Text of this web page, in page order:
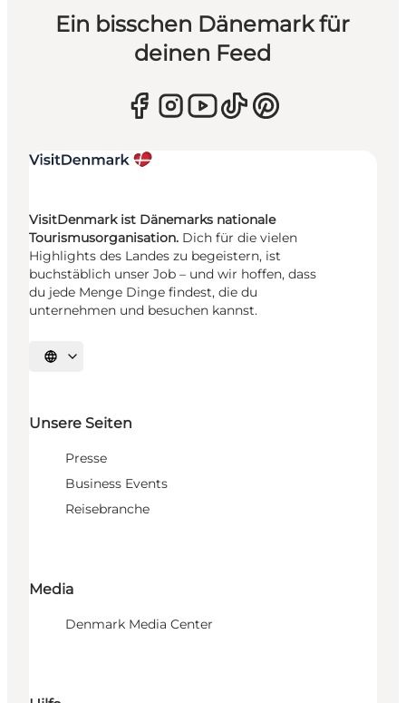
Ein bisschen Dänemark für
deinen Feed
VisitDenmark ist Dänemarks nationale
Tourismusorganisation. Dich für die vielen
Highlights des Landes zu begeistern, ist
buchstäblich unser Job – und wir hoffen, dass
du jede Menge Dinge findest, die du
unternehmen und besuchen kannst.
Sprache auswählen
Unsere Seiten
Presse
Business Events
Reisebranche
Media
Denmark Media Center